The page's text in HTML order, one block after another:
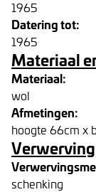
1965
Datering tot:
1965
Materiaal
Materiaal:
wol
Afmetingen:
hoogte 66cm x
schenking